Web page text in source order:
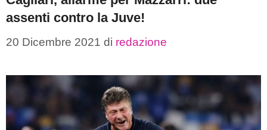
assenti contro la Juve!
20 Dicembre 2021 di redazione